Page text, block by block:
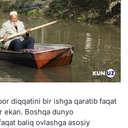
diqqatini bir ishga qaratib faqat
ekan. Boshqa dunyo
baliq ovlashga asosiy